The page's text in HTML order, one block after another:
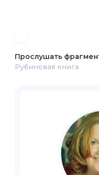
Прослушать
Рубиновая книга